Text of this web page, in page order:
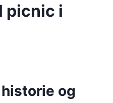
picnic i
og